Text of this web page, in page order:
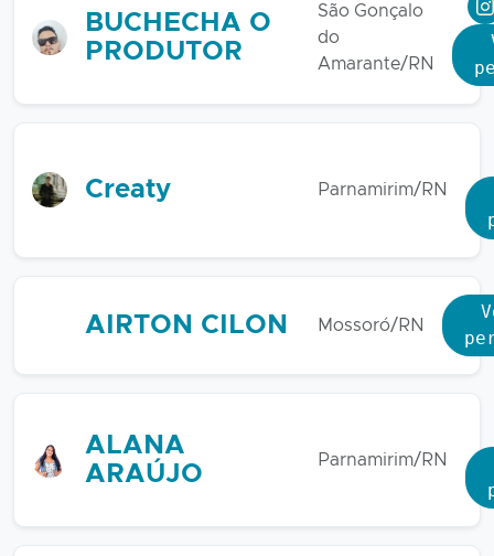
BUCHECHA O
PRODUTOR
São Gonçalo
do
Amarante/RN
Creaty Parnamirim/RN
AIRTON CILON Mossoró/RN
ALANA
ARAÚJO
Parnamirim/RN